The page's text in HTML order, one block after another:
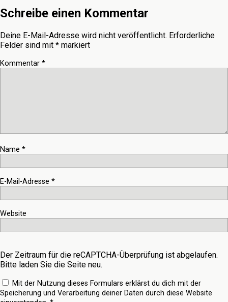
Schreibe einen Kommentar
Deine E-Mail-Adresse wird nicht veröffentlicht. Erforderliche
Felder sind mit * markiert
Kommentar *
Name *
E-Mail-Adresse *
Website
Der Zeitraum für die reCAPTCHA-Überprüfung ist abgelaufen.
Bitte laden Sie die Seite neu.
Mit der Nutzung dieses Formulars erklärst du dich mit der
Speicherung und Verarbeitung deiner Daten durch diese Website